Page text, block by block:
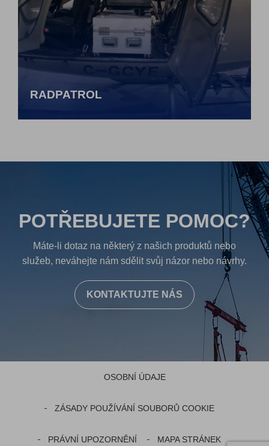
RADPATROL
POTŘEBUJETE POMOC?
Máte-li dotaz na některý z našich produktů nebo
služeb, neváhejte nám sdělit svůj názor nebo návrhy.
KONTAKTUJTE NÁS
OSOBNÍ ÚDAJE
ZÁSADY POUŽÍVÁNÍ SOUBORŮ COOKIE
PRÁVNÍ UPOZORNĚNÍ MAPA STRÁNEK